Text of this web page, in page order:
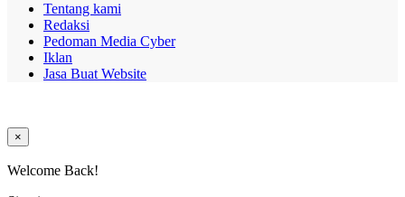
Tentang kami
Redaksi
Pedoman Media Cyber
Iklan
Jasa Buat Website
×
Welcome Back!